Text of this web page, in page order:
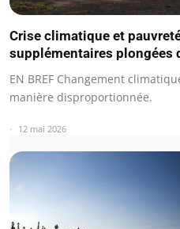
Crise climatique et
supplémentaires plongées
EN BREF Changement
manière disproportionnée.
12 mai 2026